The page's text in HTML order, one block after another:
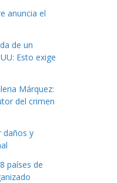
anuncia el
de un
Esto exige
Márquez:
del crimen
daños y
países de